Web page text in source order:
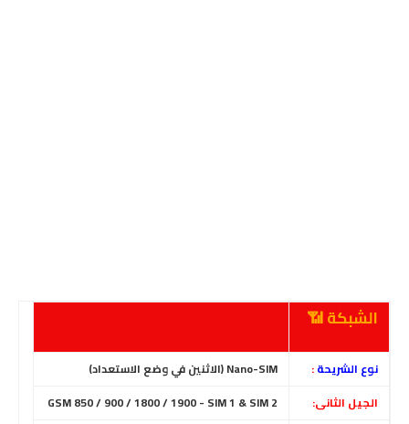
الشبكة 📶
نوع الشريحة:
Nano-SIM (الاثنين في وضع الاستعداد)
الجيل الثانى:
GSM 850 / 900 / 1800 / 1900 - SIM 1 & SIM 2